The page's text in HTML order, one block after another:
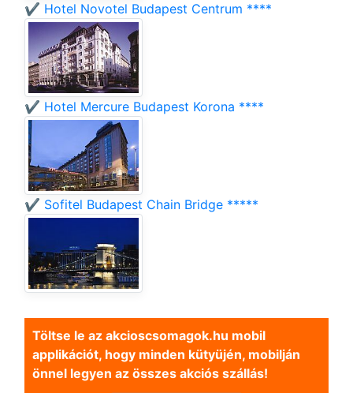
✔️ Hotel Novotel Budapest Centrum ****
✔️ Hotel Mercure Budapest Korona ****
✔️ Sofitel Budapest Chain Bridge *****
Töltse le az akcioscsomagok.hu mobil
applikációt, hogy minden kütyüjén, mobilján
önnel legyen az összes akciós szállás!